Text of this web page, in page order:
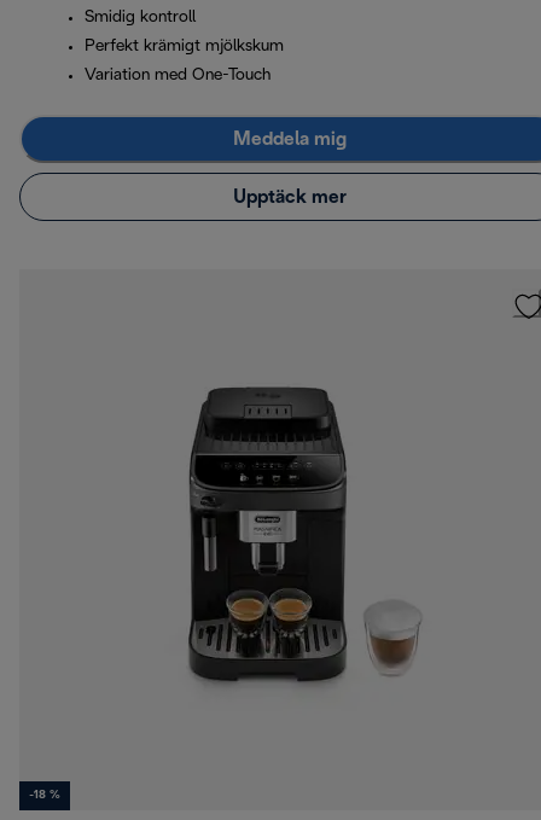
Smidig kontroll
Perfekt krämigt mjölkskum
Variation med One-Touch
Meddela mig
Upptäck mer
-18 %